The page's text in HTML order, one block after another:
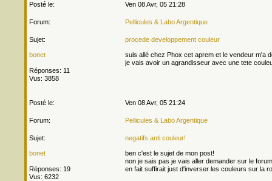
Posté le: Ven 08 Avr, 05 21:28
Forum: Pellicules & Labo Argentique
Sujet: procede developpement couleur
bonet
Réponses: 11
Vus: 3858
suis allé chez Phox cet aprem et le vendeur m'a
je vais avoir un agrandisseur avec une tete
Posté le: Ven 08 Avr, 05 21:24
Forum: Pellicules & Labo Argentique
Sujet: negatifs anti couleur!
bonet
Réponses: 19
Vus: 6232
ben c'est le sujet de mon post!
non je sais pas je vais aller demander sur le
en fait suffirait just d'inverser les couleurs sur la